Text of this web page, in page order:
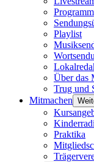
Playlist
Über das
Trug und
Mitmachen
Praktika